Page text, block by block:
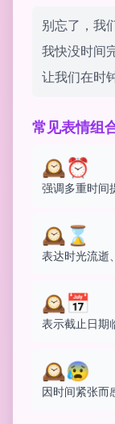
别忘了，我
我快没时间
让我们在时
常见表情组
🕰️⏰
强调多重时间
🕰️⌛
表达时光流逝
🕰️📅
表示截止日期
🕰️😰
因时间紧张而